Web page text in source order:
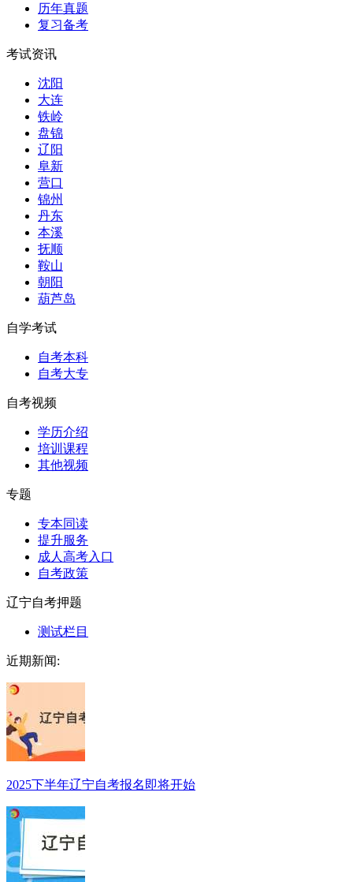
历年真题
复习备考
考试资讯
沈阳
大连
铁岭
盘锦
辽阳
阜新
营口
锦州
丹东
本溪
抚顺
鞍山
朝阳
葫芦岛
自学考试
自考本科
自考大专
自考视频
学历介绍
培训课程
其他视频
专题
专本同读
提升服务
成人高考入口
自考政策
辽宁自考押题
测试栏目
近期新闻:
2025下半年辽宁自考报名即将开始